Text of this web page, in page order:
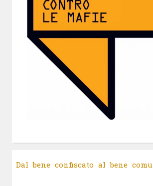
Dal bene confiscato al bene